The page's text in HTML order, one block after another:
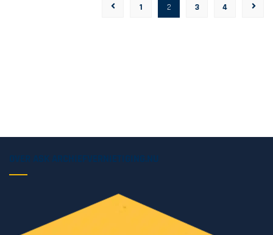
1 2 3 4
OVER ASK ARCHIEFVERNIETIGING.NU